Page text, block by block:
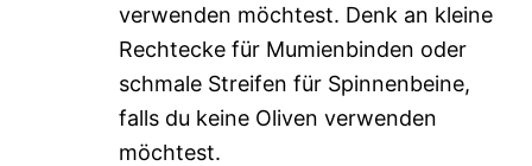
verwenden möchtest. Denk an kleine
Rechtecke für Mumienbinden oder
schmale Streifen für Spinnenbeine,
falls du keine Oliven verwenden
möchtest.